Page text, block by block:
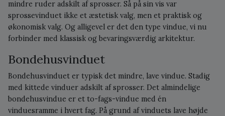
mindre ruder adskilt af sprosser. Så på sin vis var
sprossevinduet ikke et æstetisk valg, men et praktisk og
økonomisk valg. Og alligevel er det den type vindue, vi nu
forbinder med klassisk og bevaringsværdig arkitektur.
Bondehusvinduet
Bondehusvinduet er typisk det mindre, lave vindue. Stadig
med kittede vinduer adskilt af sprosser. Det almindelige
bondehusvindue er et to-fags-vindue med én
vinduesramme i hvert fag. På grund af vinduets lave højde